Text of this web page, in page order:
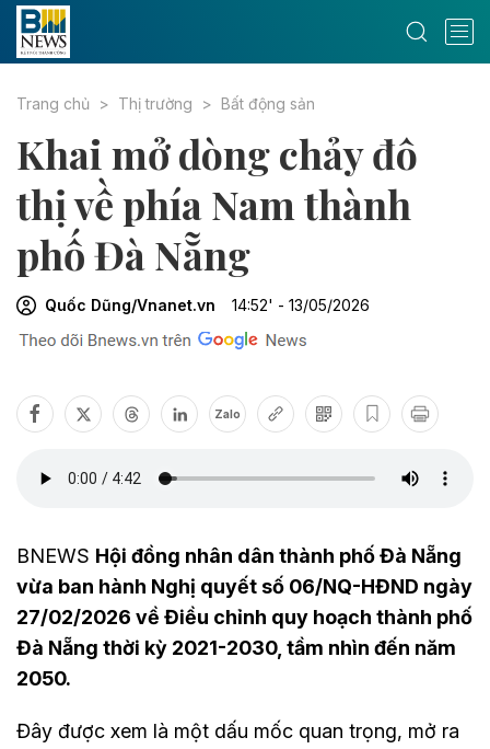
Trang chủ Thị trường Bất động sản
Khai mở dòng chảy đô
thị về phía Nam thành
phố Đà Nẵng
Quốc Dũng/Vnanet.vn 14:52' - 13/05/2026
Zalo
BNEWS Hội đồng nhân dân thành phố Đà Nẵng
vừa ban hành Nghị quyết số 06/NQ-HĐND ngày
27/02/2026 về Điều chỉnh quy hoạch thành phố
Đà Nẵng thời kỳ 2021-2030, tầm nhìn đến năm
2050.
Đây được xem là một dấu mốc quan trọng, mở ra